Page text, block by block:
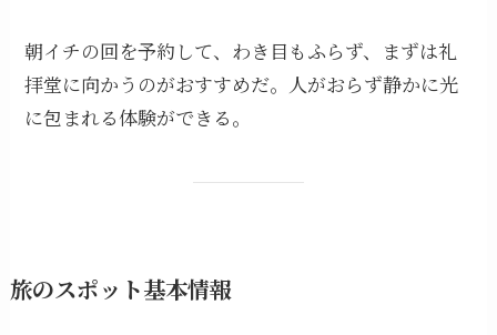
朝イチの回を予約して、わき目もふらず、まずは礼
拝堂に向かうのがおすすめだ。人がおらず静かに光
に包まれる体験ができる。
旅のスポット基本情報